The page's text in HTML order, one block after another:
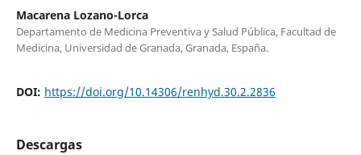
Macarena Lozano-Lorca
Departamento de Medicina Preventiva y Salud Pública, Facultad de
Medicina, Universidad de Granada, Granada, España.
DOI: https://doi.org/10.14306/renhyd.30.2.2836
Descargas